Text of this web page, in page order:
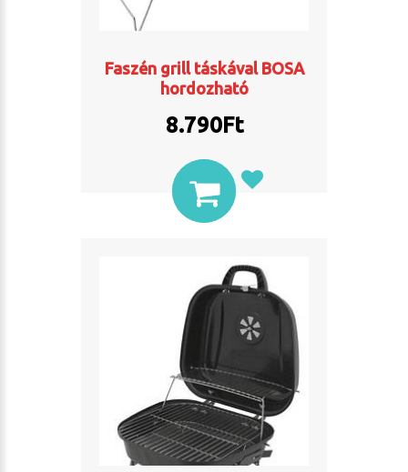
Faszén grill táskával BOSA
hordozható
8.790Ft